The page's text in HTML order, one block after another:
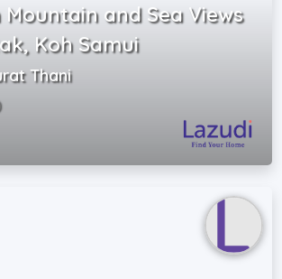
Mountain and Sea Views
Koh Samui
Thani